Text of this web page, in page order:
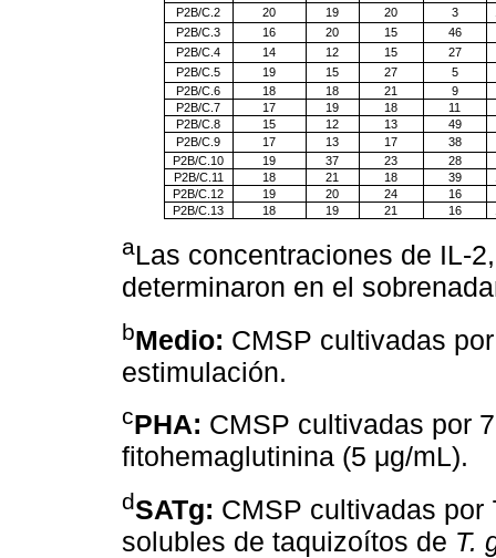
P2B/C.2
20 19 20 3
P2B/C.3
16 20 15
46
P2B/C.4
14 12 15
27
P2B/C.5
19 15 27
5
P2B/C.6
18 18 21
9
P2B/C.7
17 19 18
11
P2B/C.8
15 12 13
49
P2B/C.9
17 13 17
38
P2B/C.10
19 37 23
28
P2B/C.11
18 21 18 39
P2B/C.12
19 20 24
16
P2B/C.13
18 19 21 16
aLas concentraciones de IL-
determinaron en el
bMedio: CMSP cultivadas
estimulación.
cPHA: CMSP cultivadas por
fitohemaglutinina (5 μg/mL).
dSATg: CMSP cultivadas por
solubles de taquizoítos de T.